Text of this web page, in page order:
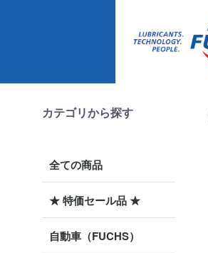
カテゴリから探す
全ての商品
★ 特価セール品 ★
自動車（FUCHS）